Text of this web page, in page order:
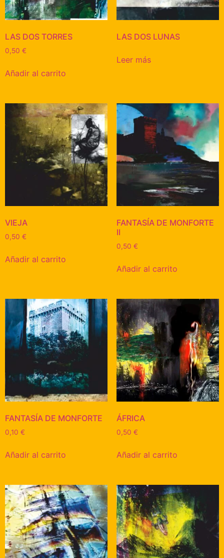
LAS DOS TORRES
0,50 €
Añadir al carrito
LAS DOS LUNAS
Leer más
VIEJA
0,50 €
Añadir al carrito
FANTASÍA DE MONFORTE
II
0,50 €
Añadir al carrito
FANTASÍA DE MONFORTE
0,10 €
Añadir al carrito
ÁFRICA
0,50 €
Añadir al carrito